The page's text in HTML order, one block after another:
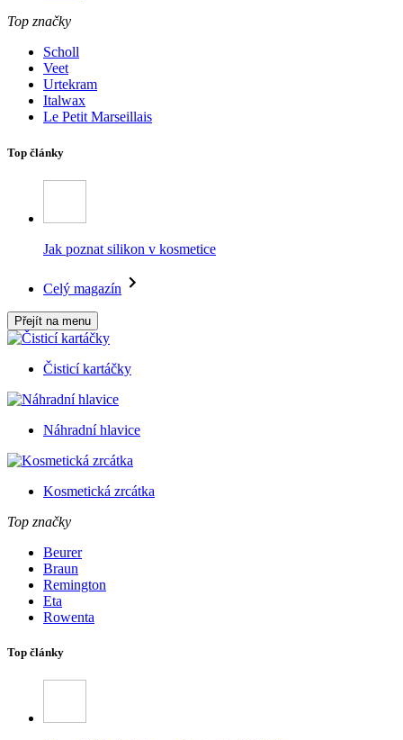
Top značky
Scholl
Veet
Urtekram
Italwax
Le Petit Marseillais
Top články
Jak poznat silikon v kosmetice
Celý magazín
Přejít na menu
Čisticí kartáčky
Náhradní hlavice
Kosmetická zrcátka
Top značky
Beurer
Braun
Remington
Eta
Rowenta
Top články